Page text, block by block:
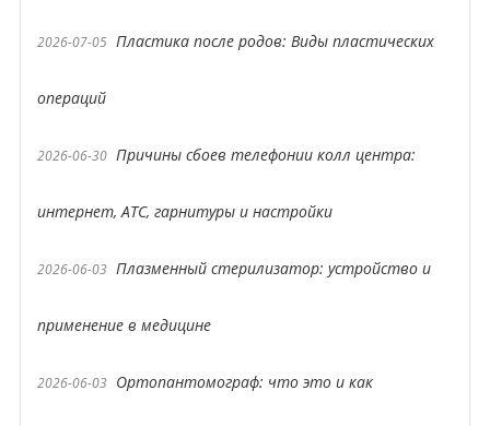
2026-07-05 Пластика после родов: Виды пластических
операций
2026-06-30 Причины сбоев телефонии колл центра:
интернет, АТС, гарнитуры и настройки
2026-06-03 Плазменный стерилизатор: устройство и
применение в медицине
2026-06-03 Ортопантомограф: что это и как